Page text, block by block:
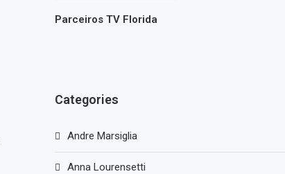
Parceiros TV Florida
Categories
Andre Marsiglia
Anna Lourensetti